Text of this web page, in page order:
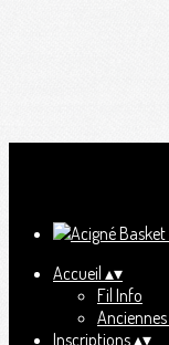
Accueil ▴▾
Fil Info
Inscriptions▴▾